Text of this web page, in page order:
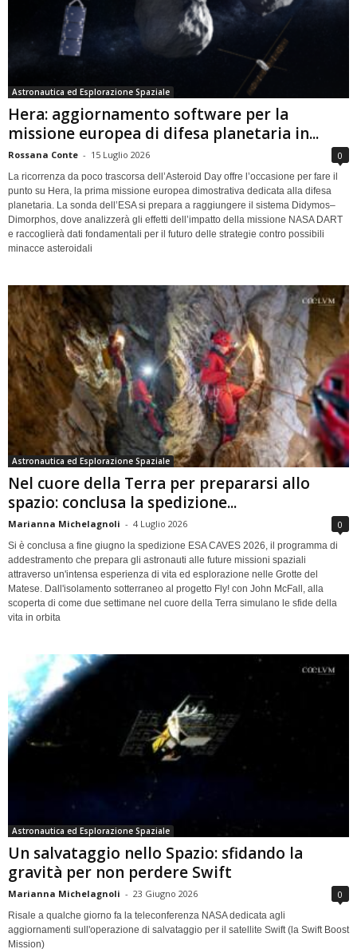
Astronautica ed Esplorazione Spaziale
Hera: aggiornamento software per la
missione europea di difesa planetaria in...
Rossana Conte - 15 Luglio 2026 0
La ricorrenza da poco trascorsa dell’Asteroid Day offre l’occasione per fare il
punto su Hera, la prima missione europea dimostrativa dedicata alla difesa
planetaria. La sonda dell’ESA si prepara a raggiungere il sistema Didymos–
Dimorphos, dove analizzerà gli effetti dell’impatto della missione NASA DART
e raccoglierà dati fondamentali per il futuro delle strategie contro possibili
minacce asteroidali
Astronautica ed Esplorazione Spaziale
Nel cuore della Terra per prepararsi allo
spazio: conclusa la spedizione...
Marianna Michelagnoli - 4 Luglio 2026 0
Si è conclusa a fine giugno la spedizione ESA CAVES 2026, il programma di
addestramento che prepara gli astronauti alle future missioni spaziali
attraverso un'intensa esperienza di vita ed esplorazione nelle Grotte del
Matese. Dall'isolamento sotterraneo al progetto Fly! con John McFall, alla
scoperta di come due settimane nel cuore della Terra simulano le sfide della
vita in orbita
Astronautica ed Esplorazione Spaziale
Un salvataggio nello Spazio: sfidando la
gravità per non perdere Swift
Marianna Michelagnoli - 23 Giugno 2026 0
Risale a qualche giorno fa la teleconferenza NASA dedicata agli
aggiornamenti sull'operazione di salvataggio per il satellite Swift (la Swift Boost
Mission)